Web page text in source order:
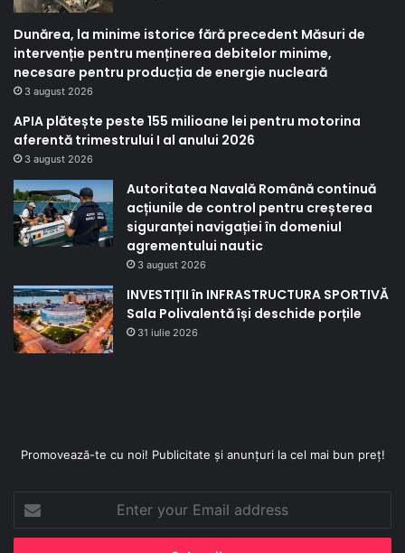
Dunărea, la minime istorice fără precedent Măsuri de
intervenție pentru menținerea debitelor minime,
necesare pentru producția de energie nucleară
3 august 2026
APIA plătește peste 155 milioane lei pentru motorina
aferentă trimestrului I al anului 2026
3 august 2026
Autoritatea Navală Română continuă
acțiunile de control pentru creșterea
siguranței navigației în domeniul
agrementului nautic
3 august 2026
INVESTIȚII în INFRASTRUCTURA SPORTIVĂ
Sala Polivalentă își deschide porțile
31 iulie 2026
Promovează-te cu noi! Publicitate și anunțuri la cel mai bun preț!
Enter
your
Email